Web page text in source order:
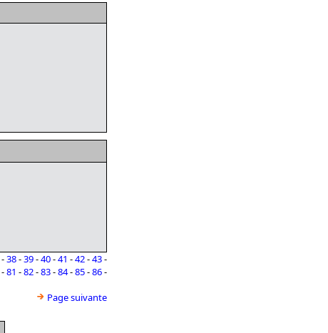
-38-39-40-41 -42-43-
-81 -82-83-84-85-86-
Page suivante